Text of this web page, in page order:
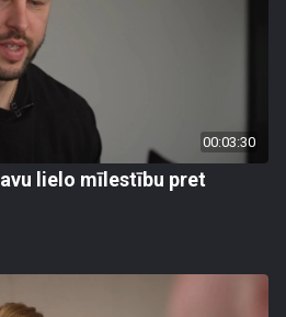
00:03:30
lielo mīlestību pret